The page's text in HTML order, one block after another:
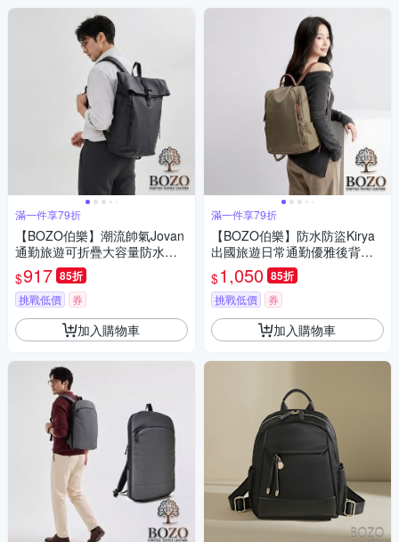
滿一件享79折
【BOZO伯樂】潮流帥氣Jovan
通勤旅遊可折疊大容量防水後
背包B6085(防水包 經典黑)
$917 85折
挑戰低價 券
加入購物車
滿一件享79折
【BOZO伯樂】防水防盜Kirya
出國旅遊日常通勤優雅後背包-
B0272(防水包 卡其色)
$1,050 85折
挑戰低價 券
加入購物車